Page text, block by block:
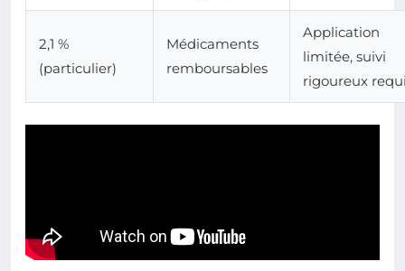
2,1 %
(particulier)
Médicaments
remboursables
Application
limitée, suivi
rigoureux